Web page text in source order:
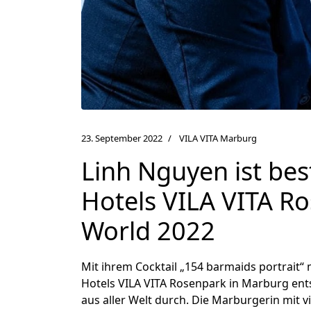
23. September 2022 VILA VITA Marburg
Linh Nguyen ist
Hotels VILA VITA
World 2022
Mit ihrem Cocktail „154 barmaids portrait“
Hotels VILA VITA Rosenpark in Marburg
aus aller Welt durch. Die Marburgerin mit